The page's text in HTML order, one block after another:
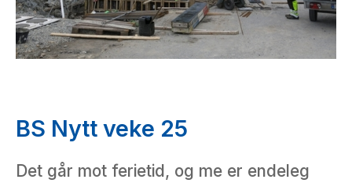
BS Nytt veke 25
Det går mot ferietid, og me er endeleg